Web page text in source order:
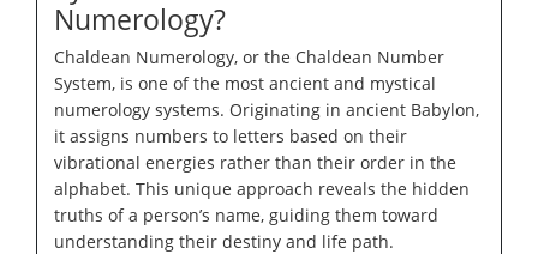
Numerology?
Chaldean Numerology, or the Chaldean Number
System, is one of the most ancient and mystical
numerology systems. Originating in ancient Babylon,
it assigns numbers to letters based on their
vibrational energies rather than their order in the
alphabet. This unique approach reveals the hidden
truths of a person’s name, guiding them toward
understanding their destiny and life path.